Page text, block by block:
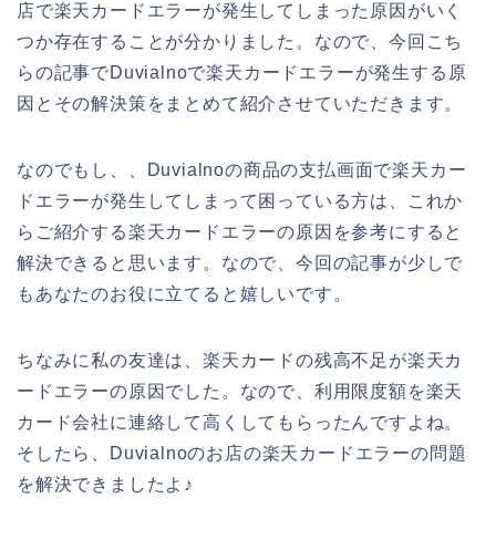
店で楽天カードエラーが発生してしまった原因がいく
つか存在することが分かりました。なので、今回こち
らの記事でDuvialnoで楽天カードエラーが発生する原
因とその解決策をまとめて紹介させていただきます。
なのでもし、、Duvialnoの商品の支払画面で楽天カー
ドエラーが発生してしまって困っている方は、これか
らご紹介する楽天カードエラーの原因を参考にすると
解決できると思います。なので、今回の記事が少しで
もあなたのお役に立てると嬉しいです。
ちなみに私の友達は、楽天カードの残高不足が楽天カ
ードエラーの原因でした。なので、利用限度額を楽天
カード会社に連絡して高くしてもらったんですよね。
そしたら、Duvialnoのお店の楽天カードエラーの問題
を解決できましたよ♪